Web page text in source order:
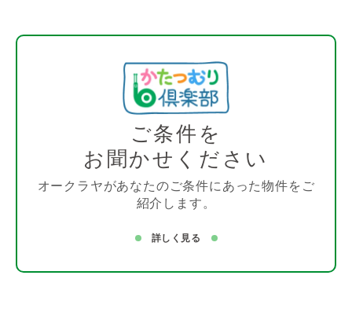
ご条件を
お聞かせください
オークラヤがあなたのご条件にあった物件をご
紹介します。
詳しく見る